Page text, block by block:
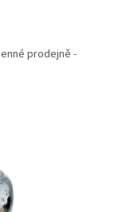
prodejně -